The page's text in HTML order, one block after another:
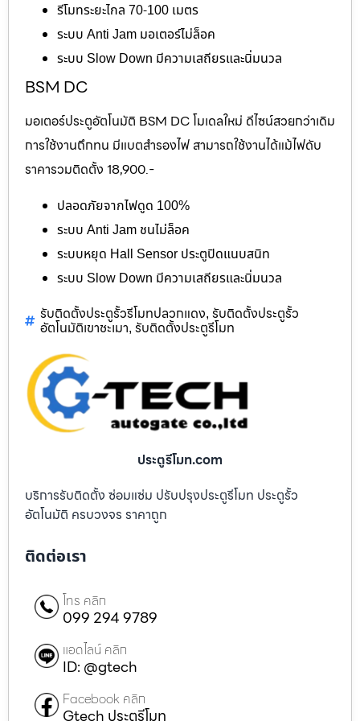
รีโมทระยะไกล 70-100 เมตร
ระบบ Anti Jam มอเตอร์ไม่ล็อค
ระบบ Slow Down มีความเสถียรและนิ่มนวล
BSM DC
มอเตอร์ประตูอัตโนมัติ BSM DC โมเดลใหม่ ดีไซน์สวยกว่าเดิม
การใช้งานถึกทน มีแบตสำรองไฟ สามารถใช้งานได้แม้ไฟดับ
ราคารวมติดตั้ง 18,900.-
ปลอดภัยจากไฟดูด 100%
ระบบ Anti Jam ชนไม่ล็อค
ระบบหยุด Hall Sensor ประตูปิดแนบสนิท
ระบบ Slow Down มีความเสถียรและนิ่มนวล
รับติดตั้งประตูรั้วรีโมทปลวกแดง, รับติดตั้งประตูรั้ว
อัตโนมัติเขาชะเมา, รับติดตั้งประตูรีโมท
ประตูรีโมท.com
บริการรับติดตั้ง ซ่อมแซ่ม ปรับปรุงประตูรีโมท ประตูรั้ว
อัตโนมัติ ครบวงจร ราคาถูก
ติดต่อเรา
โทร คลิก
099 294 9789
แอดไลน์ คลิก
ID: @gtech
Facebook คลิก
Gtech ประตูรีโมท